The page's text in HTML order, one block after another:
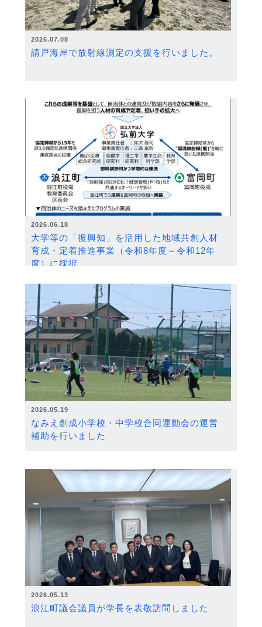
2026.07.08
請戸海岸で放射線測定の支援を行いました。
2026.06.18
大学等の「復興知」を活用した地域共創人材
育成・定着推進事業（令和8年度～令和12年
度）に採択
2026.05.19
なみえ創成小学校・中学校合同運動会の運営
補助を行いました
2026.05.13
浪江町議会議員が学長を表敬訪問しました